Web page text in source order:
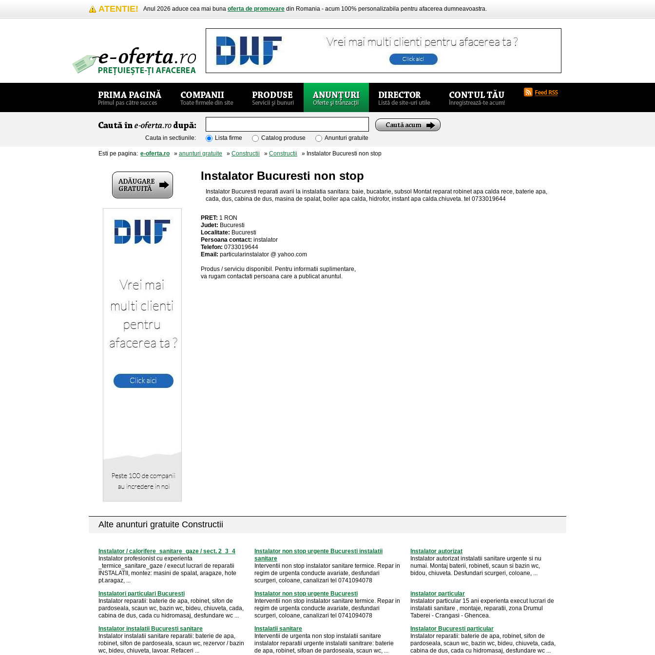
ATENTIE! Anul 2026 aduce cea mai buna oferta de promovare din Romania - acum 100% personalizabila pentru afacerea dumneavoastra.
Cauta in sectiunile: Lista firme Catalog produse Anunturi gratuite
Esti pe pagina: e-oferta.ro » anunturi gratuite » Constructii » Constructii » Instalator Bucuresti non stop
Instalator Bucuresti non stop
Instalator Bucuresti reparati avarii la instalatia sanitara: baie, bucatarie, subsol Montat reparat robinet apa calda rece, baterie apa,
cada, dus, cabina de dus, masina de spalat, boiler apa calda, hidrofor, instant apa calda.chiuveta. tel 0733019644
PRET: 1 RON
Judet: Bucuresti
Localitate: Bucuresti
Persoana contact: instalator
Telefon: 0733019644
Email: particularinstalator @ yahoo.com
Produs / serviciu disponibil . Pentru informatii suplimentare,
va rugam contactati persoana care a publicat anuntul.
Alte anunturi gratuite Constructii
Instalator / calorifere_sanitare_gaze / sect. 2_3_4
Instalator profesionist cu experienta
_termice_sanitare_gaze / execut lucrari de reparatii
INSTALATII, montez: masini de spalat, aragaze, hote
pt.aragaz, ...
Instalator non stop urgente Bucuresti instalatii
sanitare
Interventii non stop instalator sanitare termice. Repar in
regim de urgenta conducte avariate, desfundari
scurgeri, coloane, canalizari tel 0741094078
Instalator autorizat
Instalator autorizat instalatii sanitare urgente si nu
numai. Montaj baterii, robineti, scaun si bazin wc,
bidou, chiuveta. Desfundari scurgeri, coloane, ...
Instalatori particulari Bucuresti
Instalator reparatii: baterie de apa, robinet, sifon de
pardoseala, scaun wc, bazin wc, bideu, chiuveta, cada,
cabina de dus, cada cu hidromasaj, desfundare wc ...
Instalator non stop urgente Bucuresti
Interventii non stop instalator sanitare termice. Repar in
regim de urgenta conducte avariate, desfundari
scurgeri, coloane, canalizari tel 0741094078
instalator particular
Instalator particular 15 ani experienta execut lucrari de
instalatii sanitare , montaje, reparatii, zona Drumul
Taberei - Crangasi - Ghencea.
Instalator instalatii Bucuresti sanitare
Instalator instalatii sanitare reparatii: baterie de apa,
robinet, sifon de pardoseala, scaun wc, rezervor / bazin
wc, bideu, chiuveta, lavoar. Refaceri ...
Instalatii sanitare
Interventii de urgenta non stop instalatii sanitare
instalator reparatii urgente instalatii sanitrare: baterie
de apa, robinet, sifoan de pardoseala, scaun wc, ...
Instalator Bucuresti particular
Instalator reparatii: baterie de apa, robinet, sifon de
pardoseala, scaun wc, bazin wc, bideu, chiuveta, cada,
cabina de dus, cada cu hidromasaj, desfundare wc ...